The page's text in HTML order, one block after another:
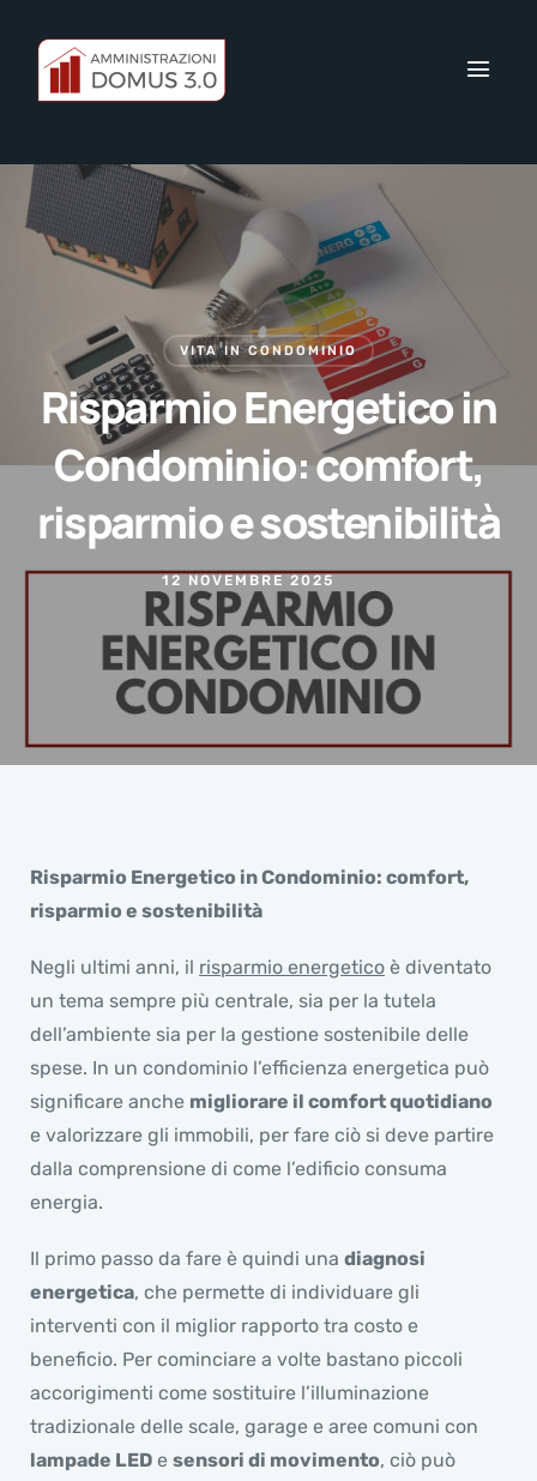
VITA IN CONDOMINIO
Risparmio Energetico in
Condominio: comfort,
risparmio e sostenibilità
12 NOVEMBRE 2025
Risparmio Energetico in Condominio: comfort,
risparmio e sostenibilità
Negli ultimi anni, il risparmio energetico è diventato
un tema sempre più centrale, sia per la tutela
dell’ambiente sia per la gestione sostenibile delle
spese. In un condominio l’efficienza energetica può
significare anche migliorare il comfort quotidiano
e valorizzare gli immobili, per fare ciò si deve partire
dalla comprensione di come l’edificio consuma
energia.
Il primo passo da fare è quindi una diagnosi
energetica, che permette di individuare gli
interventi con il miglior rapporto tra costo e
beneficio. Per cominciare a volte bastano piccoli
accorigimenti come sostituire l’illuminazione
tradizionale delle scale, garage e aree comuni con
lampade LED e sensori di movimento, ciò può